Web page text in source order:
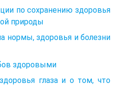
по сохранению здоровья
природы
нормы, здоровья и болезни
здоровыми
глаза и о том, что